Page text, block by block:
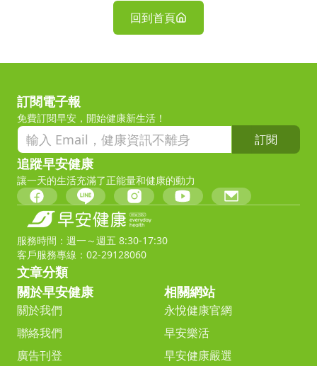
回到首頁
訂閱電子報
免費訂閱早安，開始健康新生活！
訂閱
追蹤早安健康
讓一天的生活充滿了正能量和健康的動力
服務時間：週一～週五 8:30-17:30
客戶服務專線：02-29128060
文章分類
關於早安健康
關於我們
聯絡我們
廣告刊登
相關網站
永悅健康官網
早安樂活
早安健康嚴選